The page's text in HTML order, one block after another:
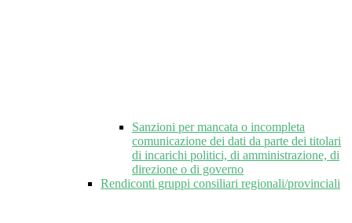
Sanzioni per mancata o incompleta
comunicazione dei dati da parte dei titolari
di incarichi politici, di amministrazione, di
direzione o di governo
Rendiconti gruppi consiliari regionali/provinciali